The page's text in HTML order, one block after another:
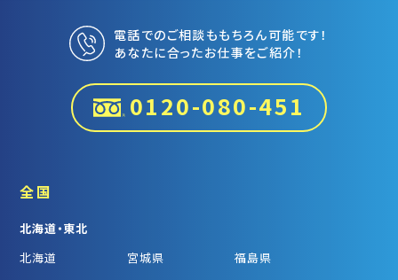
電話でのご相談ももちろん可能です！
あなたに合ったお仕事をご紹介！
0120-080-451
全国
北海道・東北
北海道
宮城県 福島県